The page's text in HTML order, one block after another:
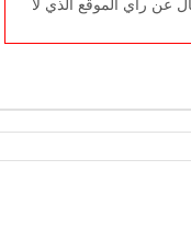
عن رأي الموقع الذي لا